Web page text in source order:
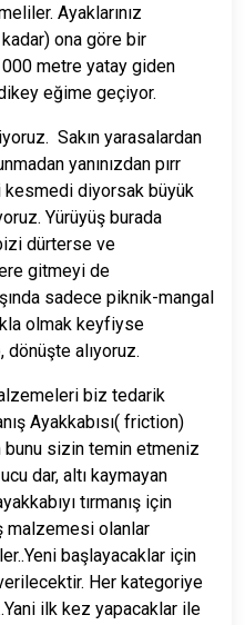
Ayaklarınız
ona göre bir
metre yatay giden
eğime geçiyor.
Sakın yarasalardan
yanınızdan pırr
kesmedi diyorsak büyük
Yürüyüş burada
dürterse ve
gitmeyi de
sadece piknik-mangal
olmak keyfiyse
dönüşte alıyoruz.
biz tedarik
Ayakkabısı( friction)
bunu sizin temin etmeniz
dar, altı kaymayan
tırmanış için
malzemesi olanlar
başlayacaklar için
Her kategoriye
ilk kez yapacaklar ile